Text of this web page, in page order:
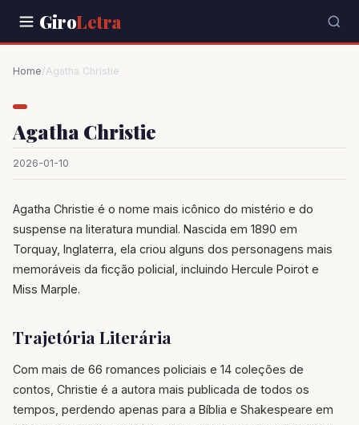
GiroLetra
Home/Agatha Christie
Agatha Christie
2026-01-10
Agatha Christie é o nome mais icônico do mistério e do
suspense na literatura mundial. Nascida em 1890 em
Torquay, Inglaterra, ela criou alguns dos personagens mais
memoráveis da ficção policial, incluindo Hercule Poirot e
Miss Marple.
Trajetória Literária
Com mais de 66 romances policiais e 14 coleções de
contos, Christie é a autora mais publicada de todos os
tempos, perdendo apenas para a Bíblia e Shakespeare em